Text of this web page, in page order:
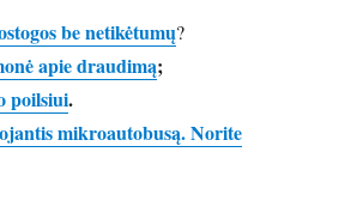
be netikėtumų?
apie draudimą;
poilsiui.
mikroautobusą. Norite